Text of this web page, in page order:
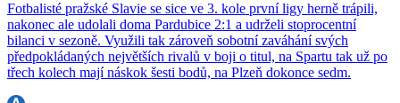
Fotbalisté pražské Slavie se sice ve 3. kole první ligy herně trápili,
nakonec ale udolali doma Pardubice 2:1 a udrželi stoprocentní
bilanci v sezoně. Využili tak zároveň sobotní zaváhání svých
předpokládaných největších rivalů v boji o titul, na Spartu tak už po
třech kolech mají náskok šesti bodů, na Plzeň dokonce sedm.